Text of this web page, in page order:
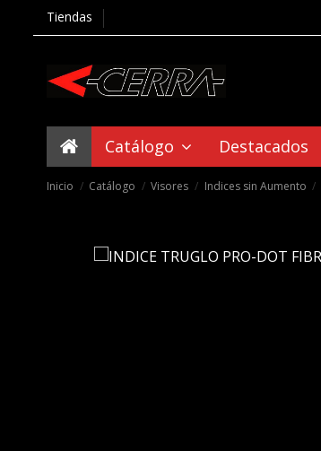
Tiendas
Catálogo Destacados
Inicio Catálogo Visores Indices sin Aumento